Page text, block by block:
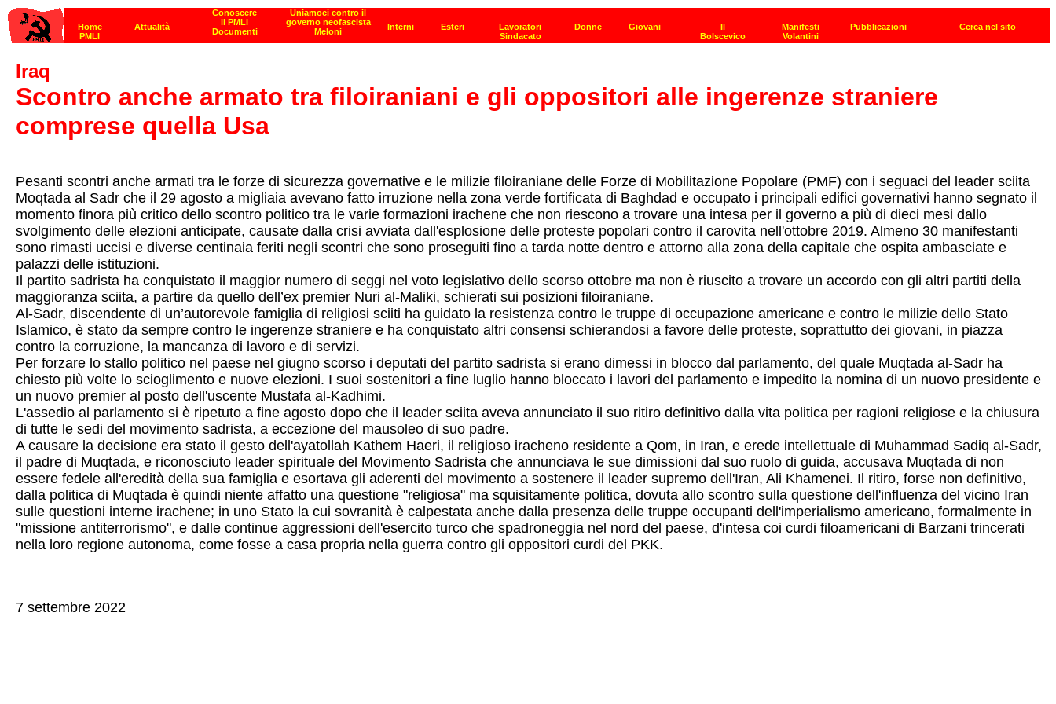
Iraq
Scontro anche armato tra filoiraniani e gli oppositori alle ingerenze straniere
comprese quella Usa
Pesanti scontri anche armati tra le forze di sicurezza governative e le milizie filoiraniane delle Forze di Mobilitazione Popolare (PMF) con i seguaci del leader sciita
Moqtada al Sadr che il 29 agosto a migliaia avevano fatto irruzione nella zona verde fortificata di Baghdad e occupato i principali edifici governativi hanno segnato il
momento finora più critico dello scontro politico tra le varie formazioni irachene che non riescono a trovare una intesa per il governo a più di dieci mesi dallo
svolgimento delle elezioni anticipate, causate dalla crisi avviata dall'esplosione delle proteste popolari contro il carovita nell'ottobre 2019. Almeno 30 manifestanti
sono rimasti uccisi e diverse centinaia feriti negli scontri che sono proseguiti fino a tarda notte dentro e attorno alla zona della capitale che ospita ambasciate e
palazzi delle istituzioni.
Il partito sadrista ha conquistato il maggior numero di seggi nel voto legislativo dello scorso ottobre ma non è riuscito a trovare un accordo con gli altri partiti della
maggioranza sciita, a partire da quello dell’ex premier Nuri al-Maliki, schierati sui posizioni filoiraniane.
Al-Sadr, discendente di un’autorevole famiglia di religiosi sciiti ha guidato la resistenza contro le truppe di occupazione americane e contro le milizie dello Stato
Islamico, è stato da sempre contro le ingerenze straniere e ha conquistato altri consensi schierandosi a favore delle proteste, soprattutto dei giovani, in piazza
contro la corruzione, la mancanza di lavoro e di servizi.
Per forzare lo stallo politico nel paese nel giugno scorso i deputati del partito sadrista si erano dimessi in blocco dal parlamento, del quale Muqtada al-Sadr ha
chiesto più volte lo scioglimento e nuove elezioni. I suoi sostenitori a fine luglio hanno bloccato i lavori del parlamento e impedito la nomina di un nuovo presidente e
un nuovo premier al posto dell'uscente Mustafa al-Kadhimi.
L'assedio al parlamento si è ripetuto a fine agosto dopo che il leader sciita aveva annunciato il suo ritiro definitivo dalla vita politica per ragioni religiose e la chiusura
di tutte le sedi del movimento sadrista, a eccezione del mausoleo di suo padre.
A causare la decisione era stato il gesto dell'ayatollah Kathem Haeri, il religioso iracheno residente a Qom, in Iran, e erede intellettuale di Muhammad Sadiq al-Sadr,
il padre di Muqtada, e riconosciuto leader spirituale del Movimento Sadrista che annunciava le sue dimissioni dal suo ruolo di guida, accusava Muqtada di non
essere fedele all'eredità della sua famiglia e esortava gli aderenti del movimento a sostenere il leader supremo dell'Iran, Ali Khamenei. Il ritiro, forse non definitivo,
dalla politica di Muqtada è quindi niente affatto una questione "religiosa" ma squisitamente politica, dovuta allo scontro sulla questione dell'influenza del vicino Iran
sulle questioni interne irachene; in uno Stato la cui sovranità è calpestata anche dalla presenza delle truppe occupanti dell'imperialismo americano, formalmente in
"missione antiterrorismo", e dalle continue aggressioni dell'esercito turco che spadroneggia nel nord del paese, d'intesa coi curdi filoamericani di Barzani trincerati
nella loro regione autonoma, come fosse a casa propria nella guerra contro gli oppositori curdi del PKK.
7 settembre 2022